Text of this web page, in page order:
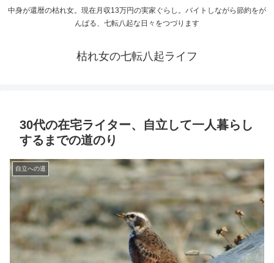
中身が還暦の枯れ女。現在月収13万円の実家ぐらし。バイトしながら節約をが
んばる、七転八起な日々をつづります
枯れ女の七転八起ライフ
30代の在宅ライター、自立して一人暮らし
するまでの道のり
自立への道